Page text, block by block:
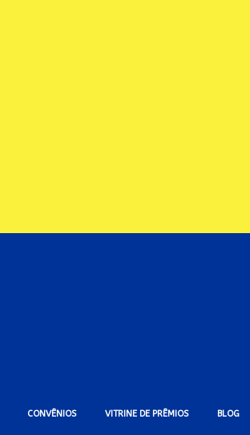
CONVÊNIOS VITRINE DE PRÊMIOS BLOG